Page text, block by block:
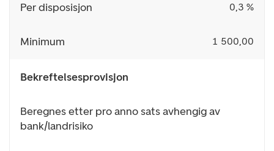
Per disposisjon 0,3 %
Minimum 1 500,00
Bekreftelsesprovisjon
Beregnes etter pro anno sats avhengig av
bank/landrisiko